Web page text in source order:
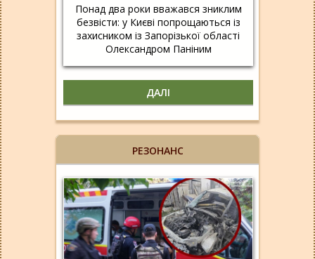
Понад два роки вважався зниклим
безвісти: у Києві попрощаються із
захисником із Запорізької області
Олександром Паніним
ДАЛІ
РЕЗОНАНС